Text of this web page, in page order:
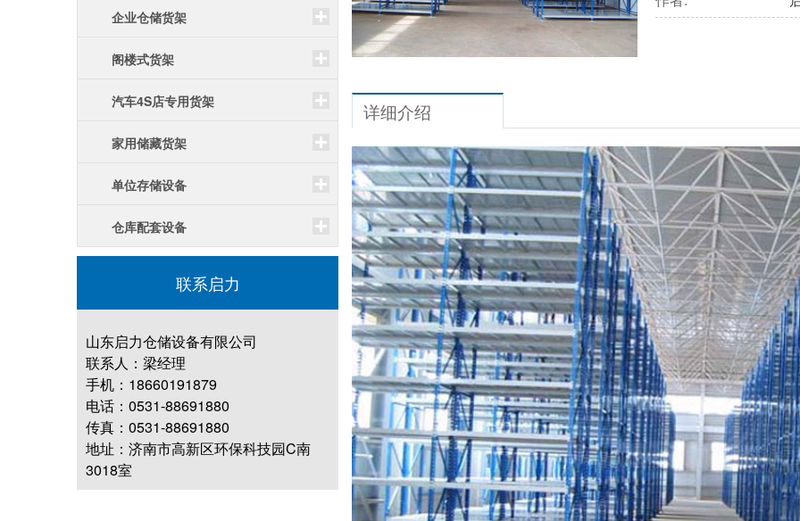
企业仓储货架
阁楼式货架
汽车4S店专用货架
家用储藏货架
单位存储设备
仓库配套设备
联系启力
山东启力仓储设备有限公司
联系人：梁经理
手机：18660191879
电话：0531-88691880
传真：0531-88691880
地址：济南市高新区环保科技园C南
3018室
详细介绍